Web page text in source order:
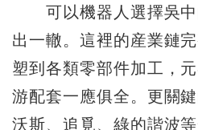
可以機器人選擇吳中
出一轍。這裡的産業鏈
塑到各類零部件加工，
游配套一應俱全。更關
沃斯、追覓、綠的諧波